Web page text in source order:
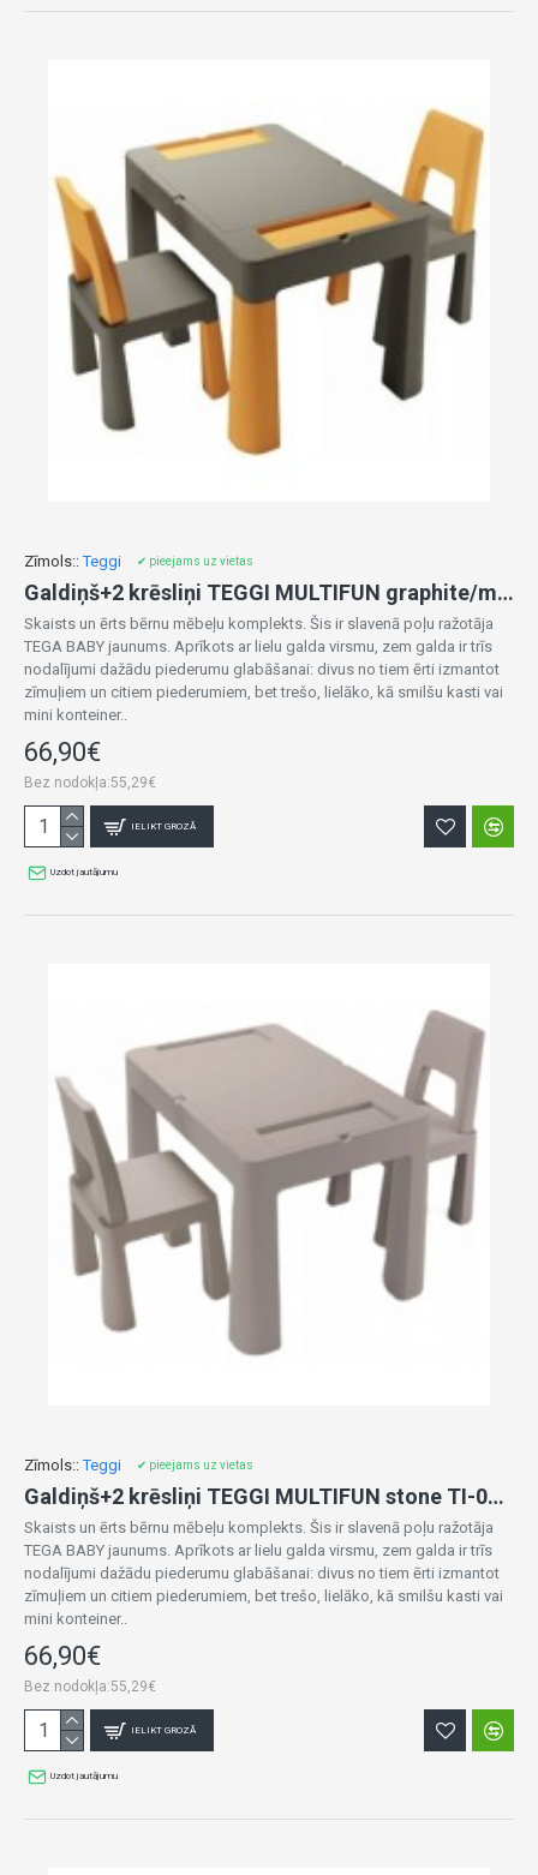
Zīmols:: Teggi ✔ pieejams uz vietas
Galdiņš+2 krēsliņi TEGGI MULTIFUN graphite/mustard TI-011-172
Skaists un ērts bērnu mēbeļu komplekts. Šis ir slavenā poļu ražotāja
TEGA BABY jaunums. Aprīkots ar lielu galda virsmu, zem galda ir trīs
nodalījumi dažādu piederumu glabāšanai: divus no tiem ērti izmantot
zīmuļiem un citiem piederumiem, bet trešo, lielāko, kā smilšu kasti vai
mini konteiner..
66,90€
Bez nodokļa:55,29€
IELIKT GROZĀ
Uzdot jautājumu
Zīmols:: Teggi ✔ pieejams uz vietas
Galdiņš+2 krēsliņi TEGGI MULTIFUN stone TI-011-177
Skaists un ērts bērnu mēbeļu komplekts. Šis ir slavenā poļu ražotāja
TEGA BABY jaunums. Aprīkots ar lielu galda virsmu, zem galda ir trīs
nodalījumi dažādu piederumu glabāšanai: divus no tiem ērti izmantot
zīmuļiem un citiem piederumiem, bet trešo, lielāko, kā smilšu kasti vai
mini konteiner..
66,90€
Bez nodokļa:55,29€
IELIKT GROZĀ
Uzdot jautājumu